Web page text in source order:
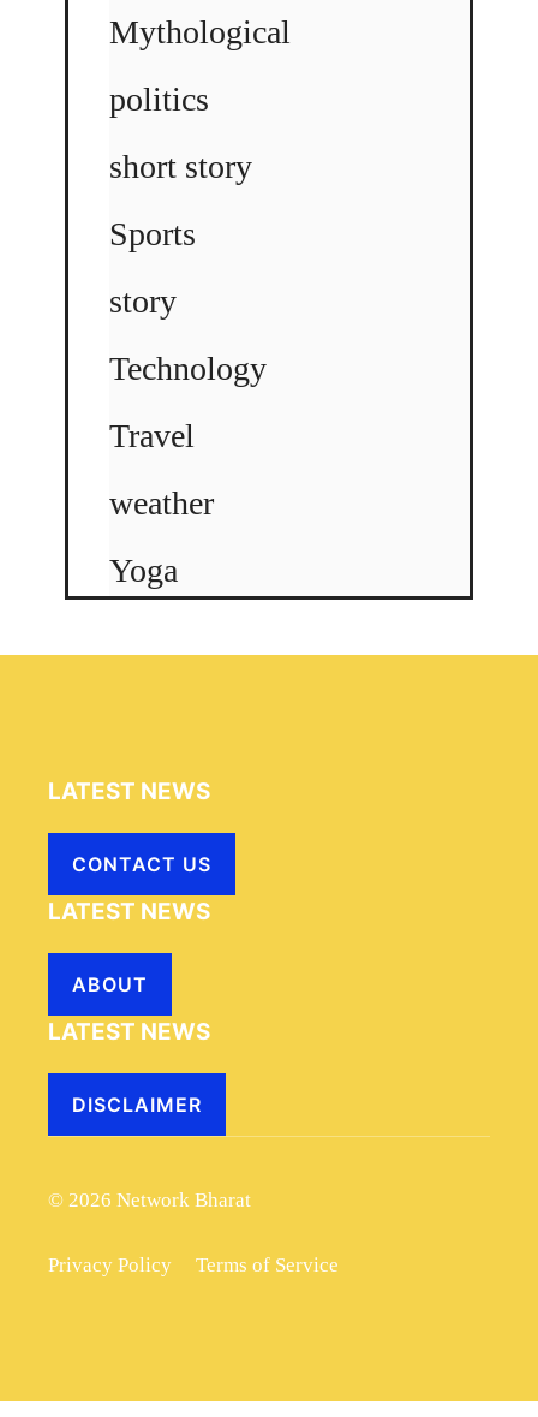
Mythological
politics
short story
Sports
story
Technology
Travel
weather
Yoga
LATEST NEWS
CONTACT US
LATEST NEWS
ABOUT
LATEST NEWS
DISCLAIMER
© 2026 Network Bharat
Privacy Policy Terms of Service